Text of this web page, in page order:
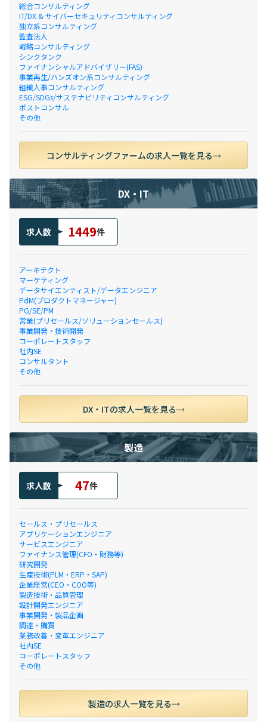
総合コンサルティング
IT/DX & サイバーセキュリティコンサルティング
独立系コンサルティング
監査法人
戦略コンサルティング
シンクタンク
ファイナンシャルアドバイザリー(FAS)
事業再生/ハンズオン系コンサルティング
組織人事コンサルティング
ESG/SDGs/サステナビリティコンサルティング
ポストコンサル
その他
コンサルティングファームの求人一覧を見る
DX・IT
求人数 1449件
アーキテクト
マーケティング
データサイエンティスト/データエンジニア
PdM(プロダクトマネージャー)
PG/SE/PM
営業(プリセールス/ソリューションセールス)
事業開発・技術開発
コーポレートスタッフ
社内SE
コンサルタント
その他
DX・ITの求人一覧を見る
製造
求人数 47件
セールス・プリセールス
アプリケーションエンジニア
サービスエンジニア
ファイナンス管理(CFO・財務等)
研究開発
生産技術(PLM・ERP・SAP)
企業経営(CEO・COO等)
製造技術・品質管理
設計開発エンジニア
事業開発・製品企画
調達・購買
業務改善・変革エンジニア
社内SE
コーポレートスタッフ
その他
製造の求人一覧を見る